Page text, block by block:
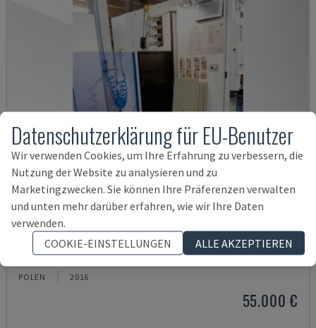
OPTIMAT BHX 200
HOMAG - CNC-BEARBEITUNGSZENTRUM
POLEN 2016
55.000 €
Datenschutzerklärung für EU-Benutzer
Wir verwenden Cookies, um Ihre Erfahrung zu verbessern, die
Nutzung der Website zu analysieren und zu
Marketingzwecken. Sie können Ihre Präferenzen verwalten
und unten mehr darüber erfahren, wie wir Ihre Daten
verwenden.
COOKIE-EINSTELLUNGEN
ALLE AKZEPTIEREN